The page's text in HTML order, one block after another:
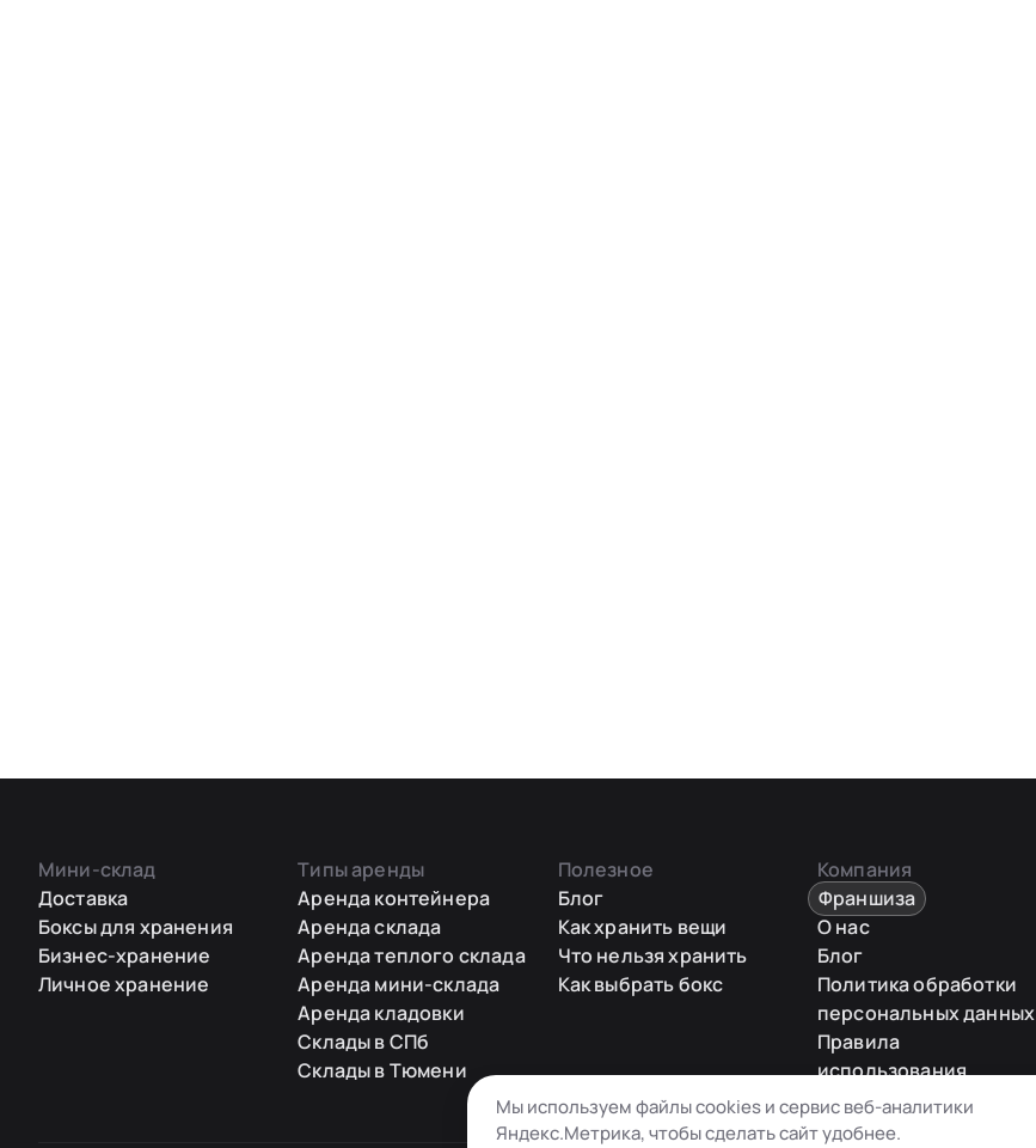
Мини-склад
Доставка
Боксы для хранения
Бизнес-хранение
Личное хранение
Типы аренды
Аренда контейнера
Аренда склада
Аренда теплого склада
Аренда мини-склада
Аренда кладовки
Склады в СПб
Склады в Тюмени
Полезное
Блог
Как хранить вещи
Что нельзя хранить
Как выбрать бокс
Компания
Франшиза
О нас
Блог
Политика обработки
персональных данных
Правила
использования
промокодов
Карта сайта
Мы используем файлы cookies и сервис веб-аналитики
Яндекс.Метрика, чтобы сделать сайт удобнее.